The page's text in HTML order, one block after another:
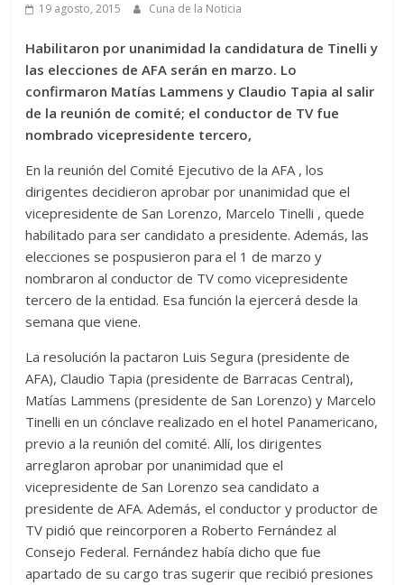
19 agosto, 2015 Cuna de la Noticia
Habilitaron por unanimidad la candidatura de Tinelli y
las elecciones de AFA serán en marzo. Lo
confirmaron Matías Lammens y Claudio Tapia al salir
de la reunión de comité; el conductor de TV fue
nombrado vicepresidente tercero,
En la reunión del Comité Ejecutivo de la AFA , los
dirigentes decidieron aprobar por unanimidad que el
vicepresidente de San Lorenzo, Marcelo Tinelli , quede
habilitado para ser candidato a presidente. Además, las
elecciones se pospusieron para el 1 de marzo y
nombraron al conductor de TV como vicepresidente
tercero de la entidad. Esa función la ejercerá desde la
semana que viene.
La resolución la pactaron Luis Segura (presidente de
AFA), Claudio Tapia (presidente de Barracas Central),
Matías Lammens (presidente de San Lorenzo) y Marcelo
Tinelli en un cónclave realizado en el hotel Panamericano,
previo a la reunión del comité. Allí, los dirigentes
arreglaron aprobar por unanimidad que el
vicepresidente de San Lorenzo sea candidato a
presidente de AFA. Además, el conductor y productor de
TV pidió que reincorporen a Roberto Fernández al
Consejo Federal. Fernández había dicho que fue
apartado de su cargo tras sugerir que recibió presiones